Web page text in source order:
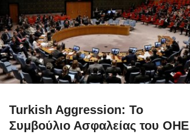
Turkish Aggression: Το
Συμβούλιο Ασφαλείας του ΟΗΕ